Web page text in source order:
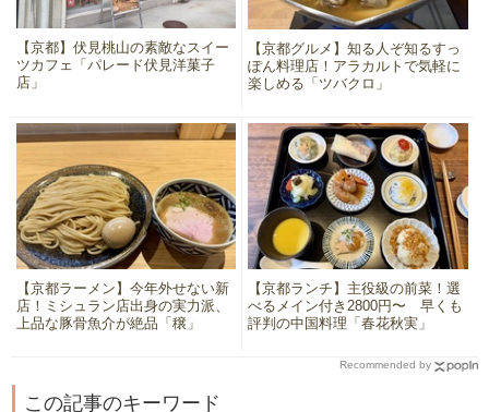
【京都】伏見桃山の素敵なスイー
ツカフェ「パレード伏見洋菓子
店」
【京都グルメ】知る人ぞ知るすっ
ぽん料理店！アラカルトで気軽に
楽しめる「ツバクロ」
【京都ラーメン】今年外せない新
店！ミシュラン店出身の実力派、
上品な豚骨魚介が絶品「穣」
【京都ランチ】主役級の前菜！選
べるメイン付き2800円〜 早くも
評判の中国料理「春花秋実」
Recommended by
この記事のキーワード